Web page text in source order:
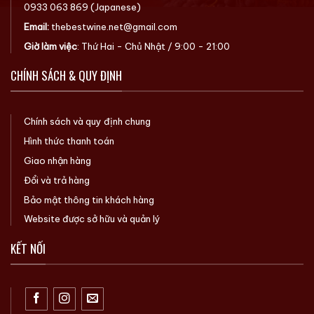
0933 063 869 (Japanese)
Email: thebestwine.net@gmail.com
Giờ làm việc: Thứ Hai - Chủ Nhật / 9:00 - 21:00
CHÍNH SÁCH & QUY ĐỊNH
Chính sách và quy định chung
Hình thức thanh toán
Giao nhận hàng
Đổi và trả hàng
Bảo mật thông tin khách hàng
Website được sở hữu và quản lý
KẾT NỐI